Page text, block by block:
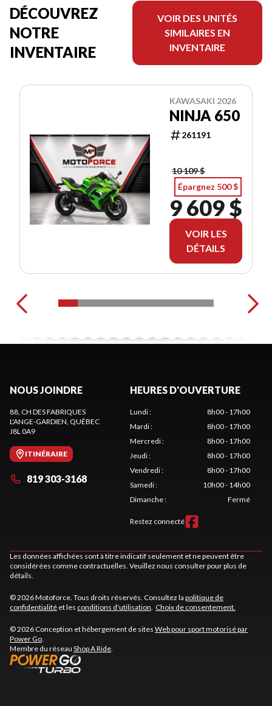
DÉCOUVREZ
NOTRE
INVENTAIRE
VOIR DES UNITÉS
SIMILAIRES EN
INVENTAIRE
KAWASAKI 2026
NINJA 650
261191
10 109 $
Épargnez 500 $
9 609 $
VOIR LES
DÉTAILS
NOUS JOINDRE
88, CH DES FABRIQUES
L'ANGE-GARDIEN, QUÉBEC
J8L 0A9
ITINÉRAIRE
819 303-3168
HEURES D'OUVERTURE
Lundi:
8h00 - 17h00
Mardi:
8h00 - 17h00
Mercredi:
8h00 - 17h00
Jeudi:
8h00 - 17h00
Vendredi:
8h00 - 17h00
Samedi:
10h00 - 14h00
Dimanche: Fermé
Restez connecté
Les données affichées sont à titre indicatif seulement et ne peuvent être
considérées comme contractuelles. Veuillez nous consulter pour plus de
détails.
© 2026 Motoforce. Tous droits réservés. Consultez la politique de
confidentialité et les conditions d'utilisation. Choix de consentement.
© 2026 Conception et hébergement de sites Web pour sport motorisé par
Power Go.
Membre du réseau Shop A Ride.